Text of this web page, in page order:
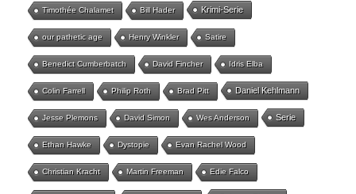
Timothée Chalamet Bill Hader Krimi-Serie
our pathetic age Henry Winkler Satire
Benedict Cumberbatch David Fincher Idris Elba
Colin Farrell Philip Roth Brad Pitt Daniel Kehlmann
Jesse Plemons David Simon Wes Anderson Serie
Ethan Hawke Dystopie Evan Rachel Wood
Christian Kracht Martin Freeman Edie Falco